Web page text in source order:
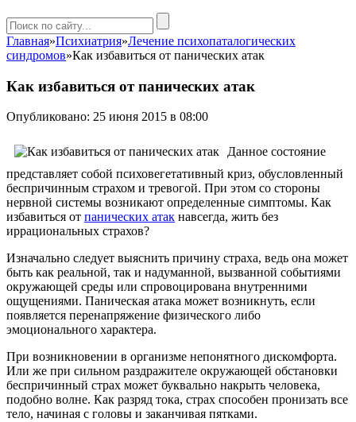
Главная»Психиатрия»Лечение психопаталогических
синдромов»Как избавиться от панических атак
Как избавиться от панических атак
Опубликовано: 25 июня 2015 в 08:00
Данное состояние
представляет собой психовегетативный криз, обусловленный
беспричинным страхом и тревогой. При этом со стороны
нервной системы возникают определенные симптомы. Как
избавиться от панических атак навсегда, жить без
иррациональных страхов?
Изначально следует выяснить причину страха, ведь она может
быть как реальной, так и надуманной, вызванной событиями
окружающей среды или спровоцирована внутренними
ощущениями. Паническая атака может возникнуть, если
появляется перенапряжение физического либо
эмоционального характера.
При возникновении в организме непонятного дискомфорта.
Или же при сильном раздражителе окружающей обстановки
беспричинный страх может буквально накрыть человека,
подобно волне. Как разряд тока, страх способен пронизать все
тело, начиная с головы и заканчивая пятками.